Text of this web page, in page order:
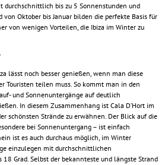
durchschnittlich bis zu 5 Sonnenstunden und
von Oktober bis Januar bilden die perfekte Basis für
von wenigen Vorteilen, die Ibiza im Winter zu
lässt noch besser genießen, wenn man diese
Touristen teilen muss. So kommt man in den
und Sonnenuntergänge auf deutlich
In diesem Zusammenhang ist Cala D’Hort im
schönsten Strände zu erwähnen. Der Blick auf die
bei Sonnenuntergang – ist einfach
ist es auch durchaus möglich, im Winter
einzulegen mit durchschnittlichen
Grad. Selbst der bekannteste und längste Strand